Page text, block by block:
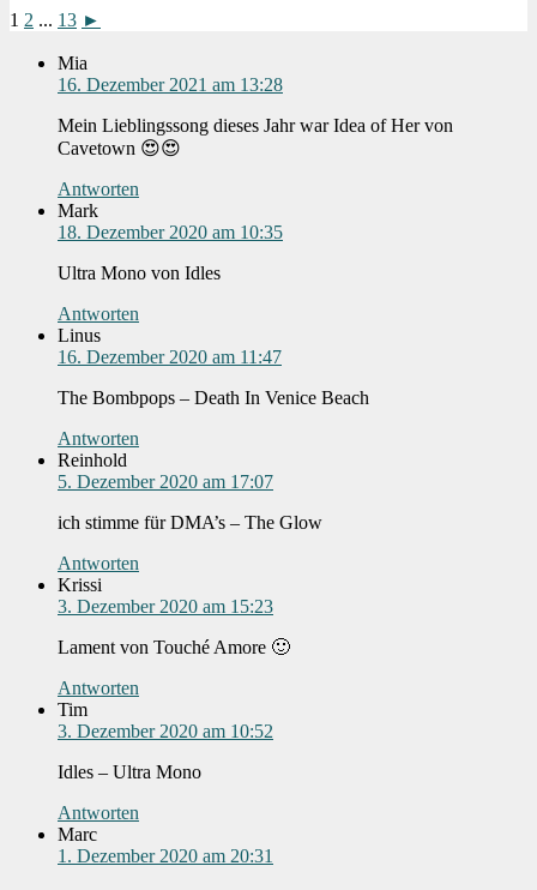
1 2 ... 13 ►
Mia
16. Dezember 2021 am 13:28
Mein Lieblingssong dieses Jahr war Idea of Her von
Cavetown 😍😍
Antworten
Mark
18. Dezember 2020 am 10:35
Ultra Mono von Idles
Antworten
Linus
16. Dezember 2020 am 11:47
The Bombpops – Death In Venice Beach
Antworten
Reinhold
5. Dezember 2020 am 17:07
ich stimme für DMA’s – The Glow
Antworten
Krissi
3. Dezember 2020 am 15:23
Lament von Touché Amore 🙂
Antworten
Tim
3. Dezember 2020 am 10:52
Idles – Ultra Mono
Antworten
Marc
1. Dezember 2020 am 20:31